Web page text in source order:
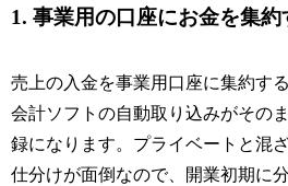
1. 事業用の口座にお金を集約
売上の入金を事業用口座に集約する
会計ソフトの自動取り込みがその
録になります。プライベートと混
仕分けが面倒なので、開業初期に